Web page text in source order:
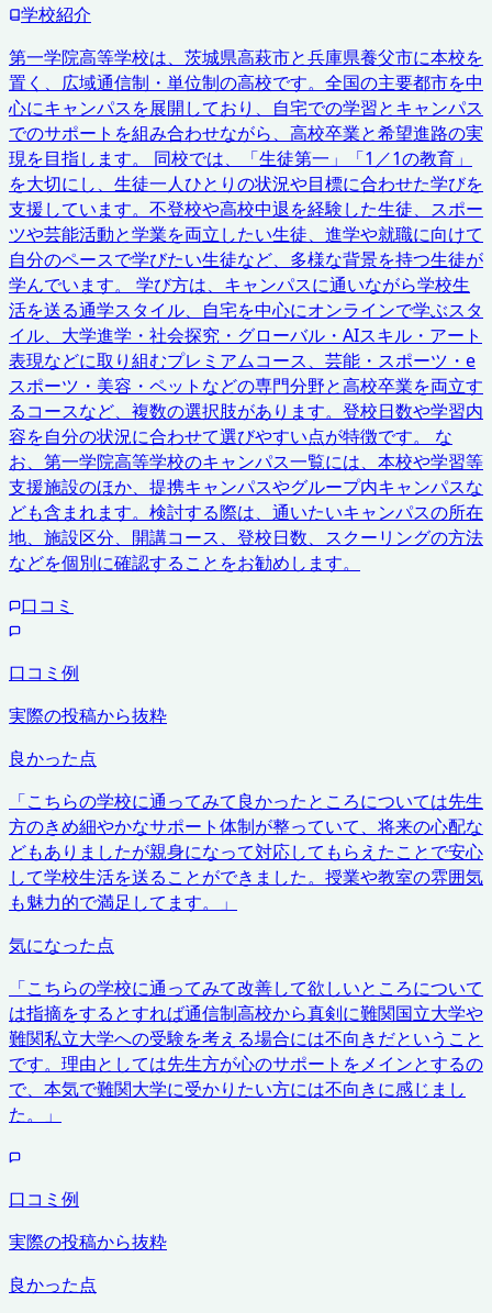
学校紹介
第一学院高等学校は、茨城県高萩市と兵庫県養父市に本校を
置く、広域通信制・単位制の高校です。全国の主要都市を中
心にキャンパスを展開しており、自宅での学習とキャンパス
でのサポートを組み合わせながら、高校卒業と希望進路の実
現を目指します。 同校では、「生徒第一」「1／1の教育」
を大切にし、生徒一人ひとりの状況や目標に合わせた学びを
支援しています。不登校や高校中退を経験した生徒、スポー
ツや芸能活動と学業を両立したい生徒、進学や就職に向けて
自分のペースで学びたい生徒など、多様な背景を持つ生徒が
学んでいます。 学び方は、キャンパスに通いながら学校生
活を送る通学スタイル、自宅を中心にオンラインで学ぶスタ
イル、大学進学・社会探究・グローバル・AIスキル・アート
表現などに取り組むプレミアムコース、芸能・スポーツ・e
スポーツ・美容・ペットなどの専門分野と高校卒業を両立す
るコースなど、複数の選択肢があります。登校日数や学習内
容を自分の状況に合わせて選びやすい点が特徴です。 な
お、第一学院高等学校のキャンパス一覧には、本校や学習等
支援施設のほか、提携キャンパスやグループ内キャンパスな
ども含まれます。検討する際は、通いたいキャンパスの所在
地、施設区分、開講コース、登校日数、スクーリングの方法
などを個別に確認することをお勧めします。
口コミ
口コミ例
実際の投稿から抜粋
良かった点
「こちらの学校に通ってみて良かったところについては先生
方のきめ細やかなサポート体制が整っていて、将来の心配な
どもありましたが親身になって対応してもらえたことで安心
して学校生活を送ることができました。授業や教室の雰囲気
も魅力的で満足してます。
」
気になった点
「こちらの学校に通ってみて改善して欲しいところについて
は指摘をするとすれば通信制高校から真剣に難関国立大学や
難関私立大学への受験を考える場合には不向きだということ
です。理由としては先生方が心のサポートをメインとするの
で、本気で難関大学に受かりたい方には不向きに感じまし
た。
」
口コミ例
実際の投稿から抜粋
良かった点